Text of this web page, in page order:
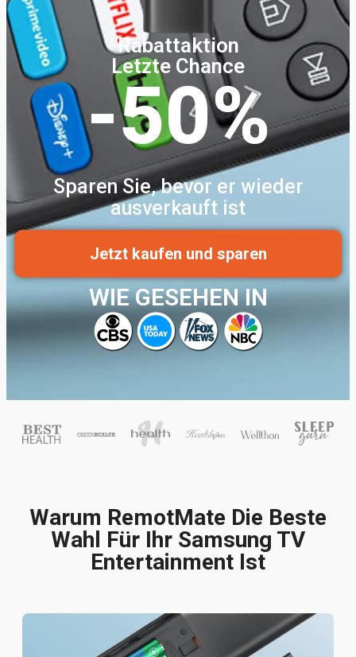
Rabattaktion
Letzte Chance
-50%
Sparen Sie, bevor er wieder
ausverkauft ist
Jetzt kaufen und sparen
WIE GESEHEN IN
Warum RemotMate Die Beste
Wahl Für Ihr Samsung TV
Entertainment Ist